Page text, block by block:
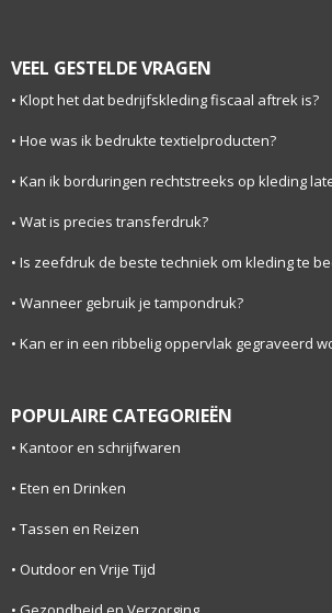
VEEL GESTELDE VRAGEN
Klopt het dat bedrijfskleding fiscaal aftrek is?
Hoe was ik bedrukte textielproducten?
Kan ik borduringen rechtstreeks op kleding
Wat is precies transferdruk?
Is zeefdruk de beste techniek om kleding te
Wanneer gebruik je tampondruk?
Kan er in een ribbelig oppervlak gegraveerd
POPULAIRE CATEGORIEËN
Kantoor en schrijfwaren
Eten en Drinken
Tassen en Reizen
Outdoor en Vrije Tijd